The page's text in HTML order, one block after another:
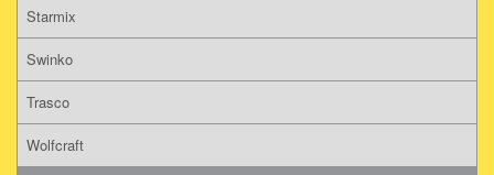
Starmix
Swinko
Trasco
Wolfcraft